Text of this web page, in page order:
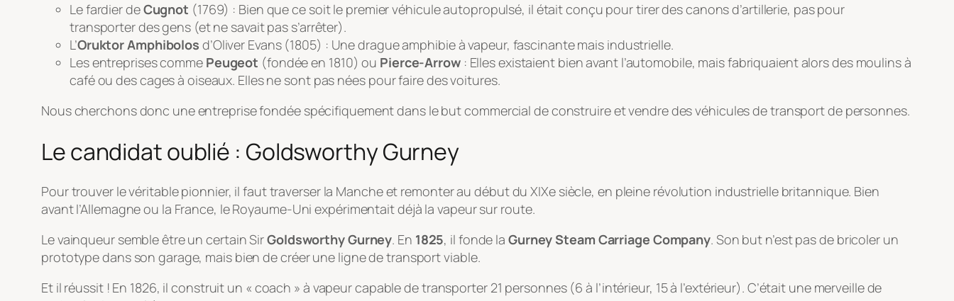
Le fardier deCugnot (1769) : Bien que ce soit le premier véhicule autopropulsé, il était conçu pour tirer des canons d’artillerie, pas pour
transporter des gens (et ne savait pas s’arrêter).
L’Oruktor Amphibolos d’Oliver Evans (1805) : Une drague amphibie à vapeur, fascinante mais industrielle.
Les entreprises comme Peugeot (fondée en 1810) ou Pierce-Arrow: Elles existaient bien avant l’automobile, mais fabriquaient alors des moulins à
café ou des cages à oiseaux. Elles ne sont pas nées pourfaire des voitures.
Nous cherchons donc une entreprise fondée spécifiquement dans le but commercial de construire et vendre des véhicules de transport de personnes.
Le candidat oublié : Goldsworthy Gurney
Pour trouver le véritable pionnier, il faut traverser la Manche et remonter au début du XIXe siècle, en pleine révolution industrielle britannique. Bien
avant l’Allemagne ou la France, le Royaume-Uni expérimentait déjà la vapeur sur route.
Le vainqueur semble être un certain SirGoldsworthy Gurney. En 1825, il fonde la Gurney Steam Carriage Company. Son but n’est pas de bricoler un
prototype dans son garage, mais bien de créer une ligne de transport viable.
Et il réussit ! En 1826, il construit un « coach » à vapeur capable de transporter 21 personnes (6 à l’intérieur, 15 à l’extérieur). C’était une merveille de